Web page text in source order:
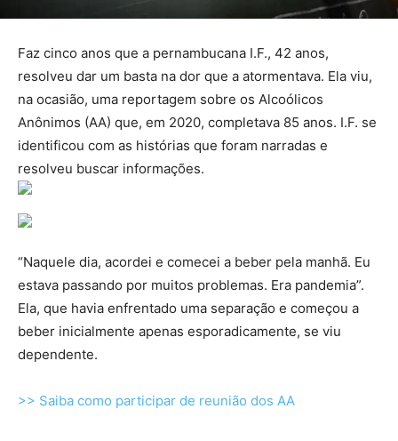
Faz cinco anos que a pernambucana I.F., 42 anos,
resolveu dar um basta na dor que a atormentava. Ela viu,
na ocasião, uma reportagem sobre os Alcoólicos
Anônimos (AA) que, em 2020, completava 85 anos. I.F. se
identificou com as histórias que foram narradas e
resolveu buscar informações.
“Naquele dia, acordei e comecei a beber pela manhã. Eu
estava passando por muitos problemas. Era pandemia”.
Ela, que havia enfrentado uma separação e começou a
beber inicialmente apenas esporadicamente, se viu
dependente.
>> Saiba como participar de reunião dos AA